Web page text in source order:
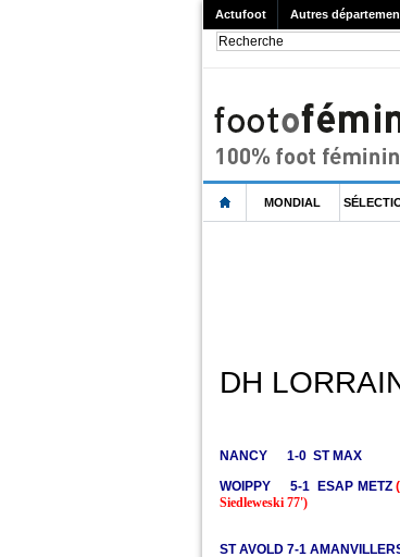
Actufoot Autres
MONDIAL
DH
NANCY 1-0 ST MAX
WOIPPY 5-1 ESAP METZ
Siedleweski 77')
ST AVOLD 7-1